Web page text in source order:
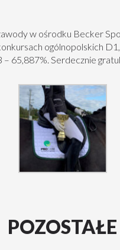
w ośrodku Becker
ogólnopolskich
65,887%. Serdecznie